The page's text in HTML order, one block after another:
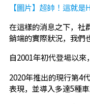
【圖片】超帥！這就
在這樣的消息之下，社
銷端的實際狀況，我們
自2001年初代登場以
2020年推出的現行第4
表現，並導入多達5種